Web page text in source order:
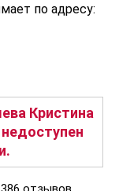
по адресу:
Кристина